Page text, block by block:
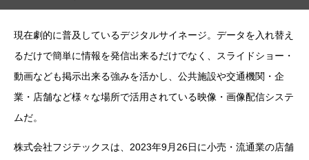
現在劇的に普及しているデジタルサイネージ。データを入れ替え
るだけで簡単に情報を発信出来るだけでなく、スライドショー・
動画なども掲示出来る強みを活かし、公共施設や交通機関・企
業・店舗など様々な場所で活用されている映像・画像配信システ
ムだ。
株式会社フジテックスは、2023年9月26日に小売・流通業の店舗